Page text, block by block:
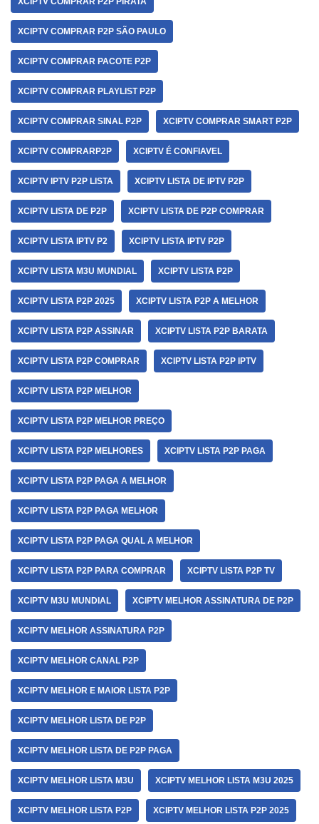
XCIPTV COMPRAR P2P SÃO PAULO
XCIPTV COMPRAR PACOTE P2P
XCIPTV COMPRAR PLAYLIST P2P
XCIPTV COMPRAR SINAL P2P XCIPTV COMPRAR SMART P2P
XCIPTV COMPRARP2P XCIPTV É CONFIAVEL
XCIPTV IPTV P2P LISTA XCIPTV LISTA DE IPTV P2P
XCIPTV LISTA DE P2P XCIPTV LISTA DE P2P COMPRAR
XCIPTV LISTA IPTV P2 XCIPTV LISTA IPTV P2P
XCIPTV LISTA M3U MUNDIAL XCIPTV LISTA P2P
XCIPTV LISTA P2P 2025 XCIPTV LISTA P2P A MELHOR
XCIPTV LISTA P2P ASSINAR XCIPTV LISTA P2P BARATA
XCIPTV LISTA P2P COMPRAR XCIPTV LISTA P2P IPTV
XCIPTV LISTA P2P MELHOR
XCIPTV LISTA P2P MELHOR PREÇO
XCIPTV LISTA P2P MELHORES XCIPTV LISTA P2P PAGA
XCIPTV LISTA P2P PAGA A MELHOR
XCIPTV LISTA P2P PAGA MELHOR
XCIPTV LISTA P2P PAGA QUAL A MELHOR
XCIPTV LISTA P2P PARA COMPRAR XCIPTV LISTA P2P TV
XCIPTV M3U MUNDIAL XCIPTV MELHOR ASSINATURA DE P2P
XCIPTV MELHOR ASSINATURA P2P
XCIPTV MELHOR CANAL P2P
XCIPTV MELHOR E MAIOR LISTA P2P
XCIPTV MELHOR LISTA DE P2P
XCIPTV MELHOR LISTA DE P2P PAGA
XCIPTV MELHOR LISTA M3U XCIPTV MELHOR LISTA M3U 2025
XCIPTV MELHOR LISTA P2P XCIPTV MELHOR LISTA P2P 2025